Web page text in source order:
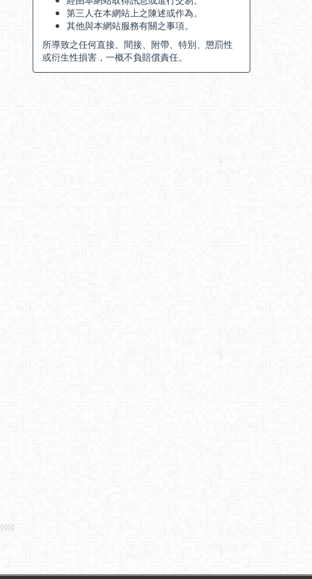
第三人在本網站上之陳述或作為。
其他與本網站服務有關之事項。
所導致之任何直接、間接、附帶、特別、懲罰性
或衍生性損害，一概不負賠償責任。